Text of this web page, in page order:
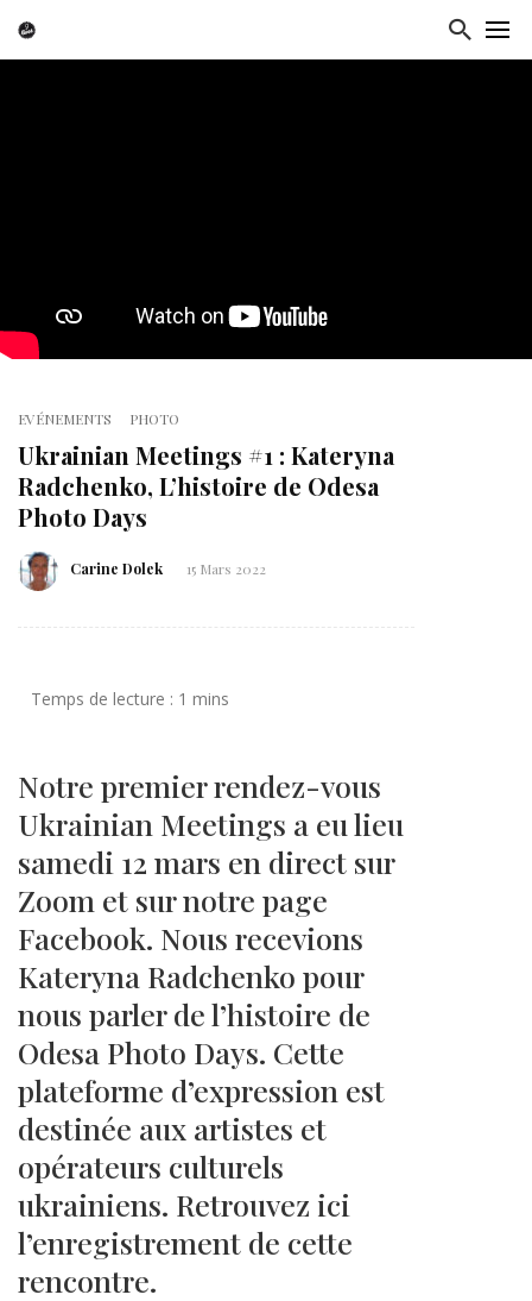
EVÉNEMENTS PHOTO
Ukrainian Meetings #1 : Kateryna
Radchenko, L’histoire de Odesa
Photo Days
Carine Dolek 15 Mars 2022
Notre premier rendez-vous
Ukrainian Meetings a eu lieu
samedi 12 mars en direct sur
Zoom et sur notre page
Facebook. Nous recevions
Kateryna Radchenko pour
nous parler de l’histoire de
Odesa Photo Days. Cette
plateforme d’expression est
destinée aux artistes et
opérateurs culturels
ukrainiens. Retrouvez ici
l’enregistrement de cette
rencontre.